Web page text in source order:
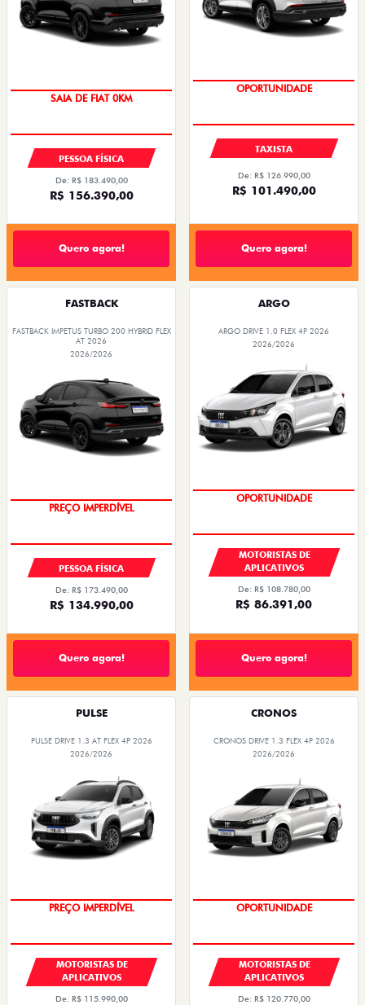
PESSOA FÍSICA
De: R$ 183.490,00
R$ 156.390,00
Quero agora!
OPORTUNIDADE
TAXISTA
De: R$ 126.990,00
R$ 101.490,00
Quero agora!
FASTBACK
FASTBACK IMPETUS TURBO 200 HYBRID FLEX
AT 2026
2026/2026
PESSOA FÍSICA
De: R$ 173.490,00
R$ 134.990,00
Quero agora!
ARGO
ARGO DRIVE 1.0 FLEX 4P 2026
2026/2026
OPORTUNIDADE
MOTORISTAS DE
APLICATIVOS
De: R$ 108.780,00
R$ 86.391,00
Quero agora!
PULSE
PULSE DRIVE 1.3 AT FLEX 4P 2026
2026/2026
PREÇO IMPERDÍVEL
MOTORISTAS DE
APLICATIVOS
De: R$ 115.990,00
CRONOS
CRONOS DRIVE 1.3 FLEX 4P 2026
2026/2026
OPORTUNIDADE
MOTORISTAS DE
APLICATIVOS
De: R$ 120.770,00